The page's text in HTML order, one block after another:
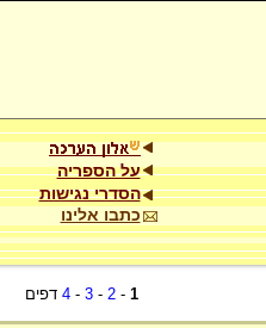
על הספריה
הסדרי נגישות
כתבו אלינו
1
-
2
-
3
-
4 דפים